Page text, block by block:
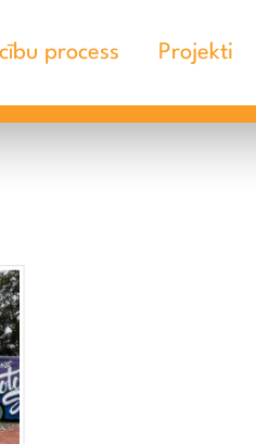
process Projekti